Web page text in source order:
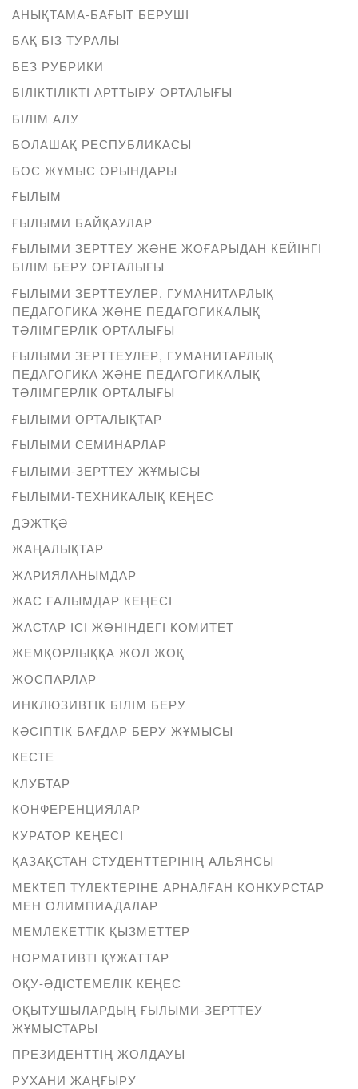
АНЫҚТАМА-БАҒЫТ БЕРУШІ
БАҚ БІЗ ТУРАЛЫ
БЕЗ РУБРИКИ
БІЛІКТІЛІКТІ АРТТЫРУ ОРТАЛЫҒЫ
БІЛІМ АЛУ
БОЛАШАҚ РЕСПУБЛИКАСЫ
БОС ЖҰМЫС ОРЫНДАРЫ
ҒЫЛЫМ
ҒЫЛЫМИ БАЙҚАУЛАР
ҒЫЛЫМИ ЗЕРТТЕУ ЖӘНЕ ЖОҒАРЫДАН КЕЙІНГІ
БІЛІМ БЕРУ ОРТАЛЫҒЫ
ҒЫЛЫМИ ЗЕРТТЕУЛЕР, ГУМАНИТАРЛЫҚ
ПЕДАГОГИКА ЖӘНЕ ПЕДАГОГИКАЛЫҚ
ТӘЛІМГЕРЛІК ОРТАЛЫҒЫ
ҒЫЛЫМИ ЗЕРТТЕУЛЕР, ГУМАНИТАРЛЫҚ
ПЕДАГОГИКА ЖӘНЕ ПЕДАГОГИКАЛЫҚ
ТӘЛІМГЕРЛІК ОРТАЛЫҒЫ
ҒЫЛЫМИ ОРТАЛЫҚТАР
ҒЫЛЫМИ СЕМИНАРЛАР
ҒЫЛЫМИ-ЗЕРТТЕУ ЖҰМЫСЫ
ҒЫЛЫМИ-ТЕХНИКАЛЫҚ КЕҢЕС
ДЭЖТҚӘ
ЖАҢАЛЫҚТАР
ЖАРИЯЛАНЫМДАР
ЖАС ҒАЛЫМДАР КЕҢЕСІ
ЖАСТАР ІСІ ЖӨНІНДЕГІ КОМИТЕТ
ЖЕМҚОРЛЫҚҚА ЖОЛ ЖОҚ
ЖОСПАРЛАР
ИНКЛЮЗИВТІК БІЛІМ БЕРУ
КӘСІПТІК БАҒДАР БЕРУ ЖҰМЫСЫ
КЕСТЕ
КЛУБТАР
КОНФЕРЕНЦИЯЛАР
КУРАТОР КЕҢЕСІ
ҚАЗАҚСТАН СТУДЕНТТЕРІНІҢ АЛЬЯНСЫ
МЕКТЕП ТҮЛЕКТЕРІНЕ АРНАЛҒАН КОНКУРСТАР
МЕН ОЛИМПИАДАЛАР
МЕМЛЕКЕТТІК ҚЫЗМЕТТЕР
НОРМАТИВТІ ҚҰЖАТТАР
ОҚУ-ӘДІСТЕМЕЛІК КЕҢЕС
ОҚЫТУШЫЛАРДЫҢ ҒЫЛЫМИ-ЗЕРТТЕУ
ЖҰМЫСТАРЫ
ПРЕЗИДЕНТТІҢ ЖОЛДАУЫ
РУХАНИ ЖАҢҒЫРУ